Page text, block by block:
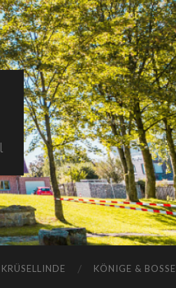
KÖNIGE & BOSSE